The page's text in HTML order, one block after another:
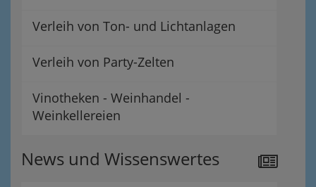
Verleih von Ton- und Lichtanlagen
Verleih von Party-Zelten
Vinotheken - Weinhandel -
Weinkellereien
News und Wissenswertes